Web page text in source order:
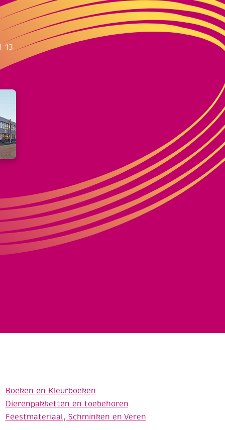
13
Boeken en Kleurboeken
Dierenpakketten en toebehoren
Feestmateriaal, Schminken en Veren